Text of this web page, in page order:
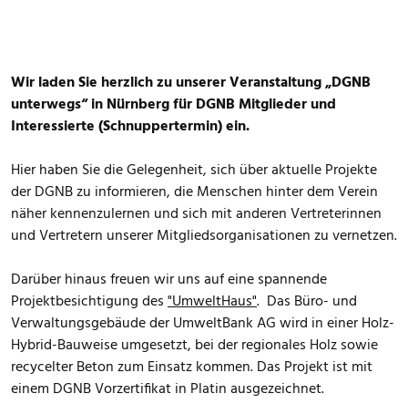
Wir laden Sie herzlich zu unserer Veranstaltung „DGNB
unterwegs“ in Nürnberg für DGNB Mitglieder und
Interessierte (Schnuppertermin) ein.
Hier haben Sie die Gelegenheit, sich über aktuelle Projekte
der DGNB zu informieren, die Menschen hinter dem Verein
näher kennenzulernen und sich mit anderen Vertreterinnen
und Vertretern unserer Mitgliedsorganisationen zu vernetzen.
Darüber hinaus freuen wir uns auf eine spannende
Projektbesichtigung des"UmweltHaus". Das Büro- und
Verwaltungsgebäude der UmweltBank AG wird in einer Holz-
Hybrid-Bauweise umgesetzt, bei der regionales Holz sowie
recycelter Beton zum Einsatz kommen. Das Projekt ist mit
einem DGNB Vorzertifikat in Platin ausgezeichnet.